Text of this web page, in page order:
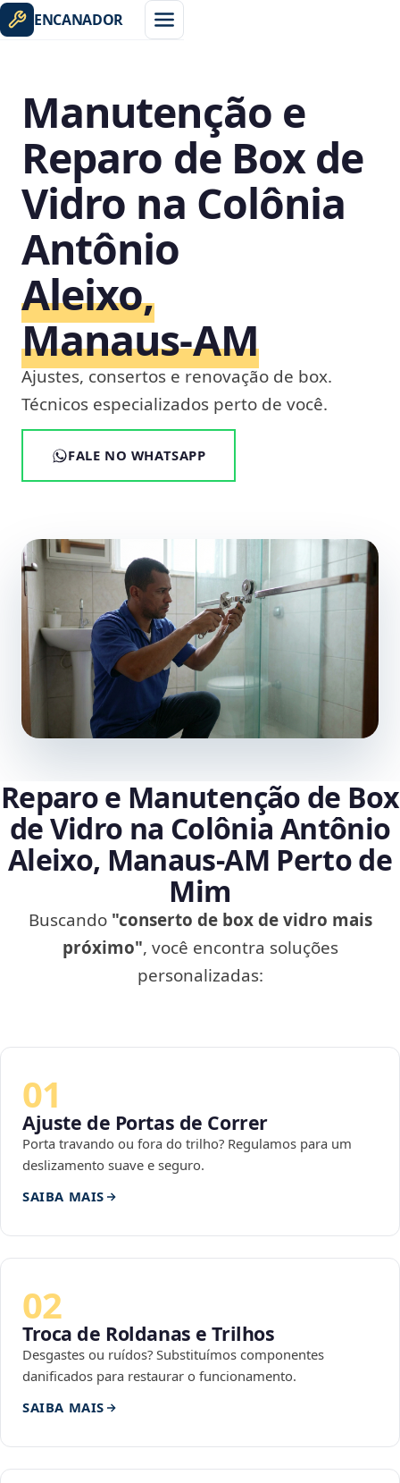
ENCANADOR
Manutenção e
Reparo de Box de
Vidro na Colônia
Antônio
Aleixo,
Manaus‑AM
Ajustes, consertos e renovação de box.
Técnicos especializados perto de você.
FALE NO WHATSAPP
Reparo e Manutenção de Box
de Vidro na Colônia Antônio
Aleixo, Manaus‑AM Perto de
Mim
Buscando "conserto de box de vidro mais
próximo", você encontra soluções
personalizadas:
01
Ajuste de Portas de Correr
Porta travando ou fora do trilho? Regulamos para um
deslizamento suave e seguro.
SAIBA MAIS
02
Troca de Roldanas e Trilhos
Desgastes ou ruídos? Substituímos componentes
danificados para restaurar o funcionamento.
SAIBA MAIS